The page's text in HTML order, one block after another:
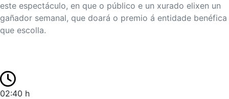
este espectáculo, en que o público e un xurado elixen un
gañador semanal, que doará o premio á entidade benéfica
que escolla.
02:40 h